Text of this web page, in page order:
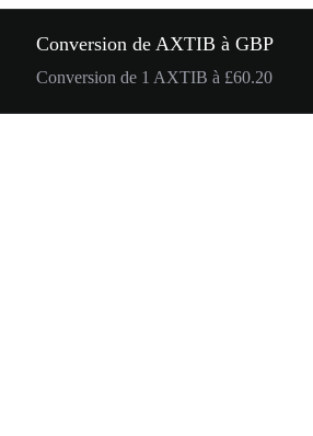
Conversion de AXTIB à GBP
Conversion de 1 AXTIB à £60.20